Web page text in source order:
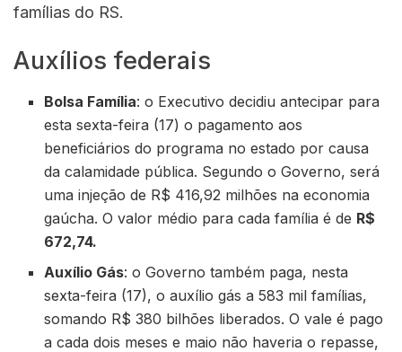
famílias do RS.
Auxílios federais
Bolsa Família: o Executivo decidiu antecipar para
esta sexta-feira (17) o pagamento aos
beneficiários do programa no estado por causa
da calamidade pública. Segundo o Governo, será
uma injeção de R$ 416,92 milhões na economia
gaúcha. O valor médio para cada família é de R$
672,74.
Auxílio Gás: o Governo também paga, nesta
sexta-feira (17), o auxílio gás a 583 mil famílias,
somando R$ 380 bilhões liberados. O vale é pago
a cada dois meses e maio não haveria o repasse,